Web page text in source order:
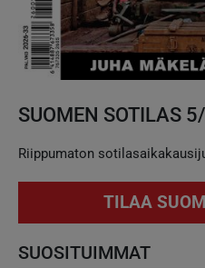
SUOMEN SOTILAS
Riippumaton
TILAA
SUOSITUIMMAT